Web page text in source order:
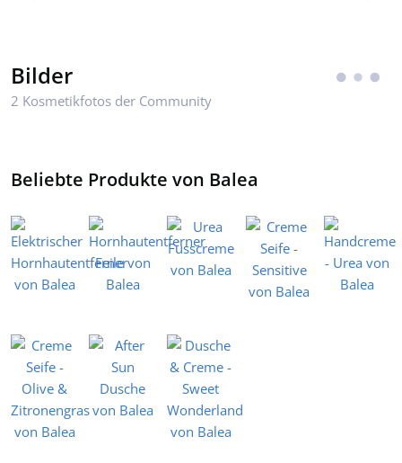
Bilder
2 Kosmetikfotos der Community
Beliebte Produkte von Balea